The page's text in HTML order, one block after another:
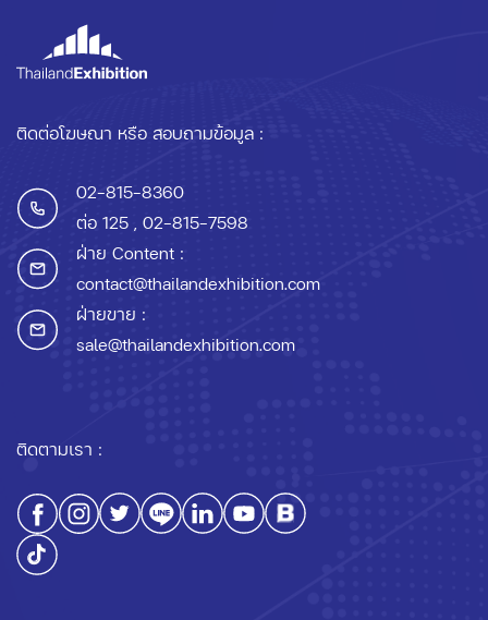
ติดต่อโฆษณา หรือ สอบถามข้อมูล :
02-815-8360
ต่อ 125 , 02-815-7598
ฝ่าย Content :
contact@thailandexhibition.com
ฝ่ายขาย :
sale@thailandexhibition.com
ติดตามเรา :